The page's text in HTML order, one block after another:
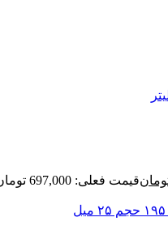
قیمت فعلی: 697,000 تومان.